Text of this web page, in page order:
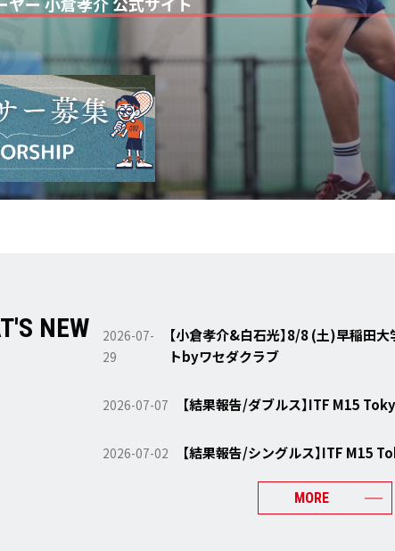
NEW
2026-07-
29
【小倉孝介&白石光】8/8 (土)早稲田
トbyワセダクラブ
2026-07-07 【結果報告/ダブルス】ITF M15
2026-07-02 【結果報告/シングルス】ITF M15
MORE